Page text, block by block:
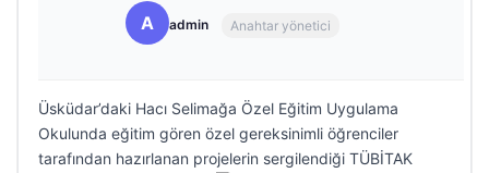
A admin Anahtar yönetici
Üsküdar’daki Hacı Selimağa Özel Eğitim Uygulama
Okulunda eğitim gören özel gereksinimli öğrenciler
tarafından hazırlanan projelerin sergilendiği TÜBİTAK